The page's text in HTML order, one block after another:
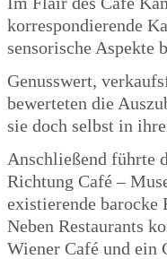
korrespondierende
sensorische Aspekte
Genusswert,
bewerteten die
sie doch selbst in
Anschließend führte
Richtung Café –
existierende barocke
Neben Restaurants
Wiener Café und ein